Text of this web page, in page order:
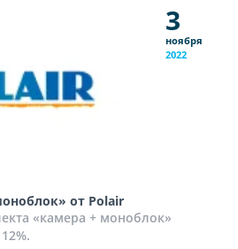
3
ноября
2022
от Polair
«камера + моноблок»